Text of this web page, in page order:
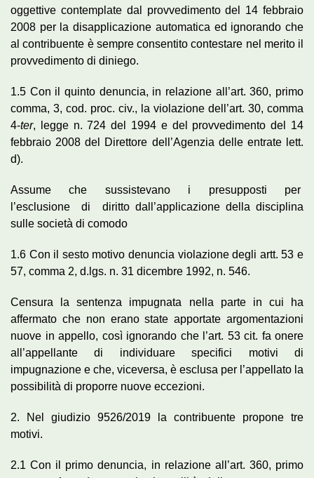
oggettive contemplate dal provvedimento del 14 febbraio
2008 per la disapplicazione automatica ed ignorando che
al contribuente è sempre consentito contestare nel merito il
provvedimento di diniego.
1.5 Con il quinto denuncia, in relazione all’art. 360, primo
comma, 3, cod. proc. civ., la violazione dell’art. 30, comma
4-ter, legge n. 724 del 1994 e del provvedimento del 14
febbraio 2008 del Direttore dell’Agenzia delle entrate lett.
d).
Assume che sussistevano i presupposti per
l’esclusione di diritto dall’applicazione della disciplina
sulle società di comodo
1.6 Con il sesto motivo denuncia violazione degli artt. 53 e
57, comma 2, d.lgs. n. 31 dicembre 1992, n. 546.
Censura la sentenza impugnata nella parte in cui ha
affermato che non erano state apportate argomentazioni
nuove in appello, così ignorando che l’art. 53 cit. fa onere
all’appellante di individuare specifici motivi di
impugnazione e che, viceversa, è esclusa per l’appellato la
possibilità di proporre nuove eccezioni.
2. Nel giudizio 9526/2019 la contribuente propone tre
motivi.
2.1 Con il primo denuncia, in relazione all’art. 360, primo